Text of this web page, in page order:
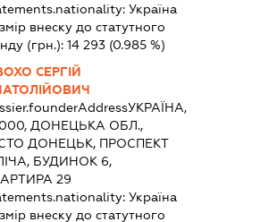
Україна
внеску до статутного
(грн.):14 293 (0.985 %)
СЕРГІЙ
УКРАЇНА,
ДОНЕЦЬКА ОБЛ.,
ДОНЕЦЬК, ПРОСПЕКТ
БУДИНОК 6,
29
Україна
внеску до статутного